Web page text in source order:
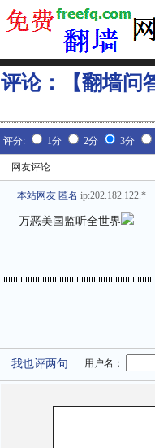
评论： 【翻墙
评分: 1分 2分 3分
网友评论
本站网友 匿名 ip:202.182.122.*
万恶美国监听全世界
我也评两句 用户名：